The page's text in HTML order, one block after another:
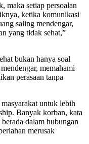
maka setiap persoalan
ketika komunikasi
saling mendengar,
yang tidak sehat,”
bukan hanya soal
memahami
perasaan tanpa
untuk lebih
Banyak korban, kata
dalam hubungan
merusak